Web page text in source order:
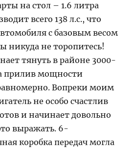
на стол – 1.6 литра
всего 138 л.с., что
с базовым весом
никуда не торопитесь!
тянуть в районе 3000-
прилив мощности
Вопреки моим
не особо счастлив
и начинает довольно
выражать. 6-
коробка передач могла